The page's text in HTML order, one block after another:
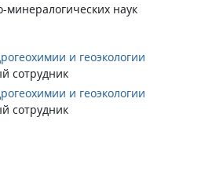
минералогических наук
и геоэкологии
сотрудник
и геоэкологии
сотрудник